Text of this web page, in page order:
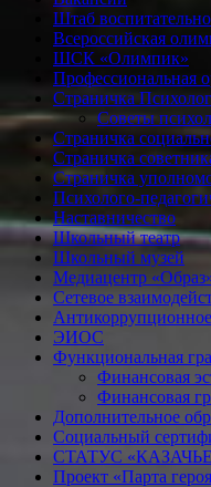
Штаб
Всероссийская
ШСК «Олимпик»
Профессиональная
Страничка
Советы
Страничка
Страничка
Страничка
Психолого-
Наставничество
Школьный театр
Школьный музей
Медиацентр
Сетевое
ЭИОС
Функциональная
Финансовая
Финансовая
Дополнительное
Социальный
СТАТУС
Проект «Парта